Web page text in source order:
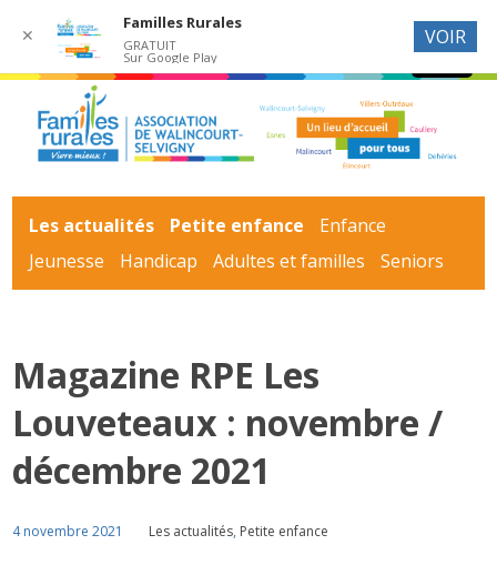
Les actualités Petite enfance
Enfance
Jeunesse
Handicap Adultes et familles Seniors
Magazine RPE Les
Louveteaux : novembre /
décembre 2021
4 novembre 2021 Les actualités, Petite enfance
✕
Familles Rurales
GRATUIT
Sur Google Play
VOIR